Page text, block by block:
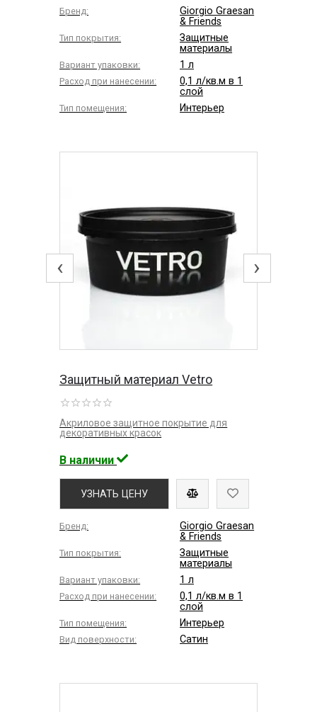
Бренд:
Giorgio Graesan
& Friends
Тип покрытия:
Защитные
материалы
Вариант упаковки: 1 л
Расход при нанесении:
0,1 л/кв.м в 1
слой
Тип помещения: Интерьер
‹ ›
Защитный материал Vetro
Акриловое защитное покрытие для
декоративных красок
В наличии
УЗНАТЬ ЦЕНУ
Бренд:
Giorgio Graesan
& Friends
Тип покрытия:
Защитные
материалы
Вариант упаковки: 1 л
Расход при нанесении:
0,1 л/кв.м в 1
слой
Тип помещения: Интерьер
Вид поверхности: Сатин